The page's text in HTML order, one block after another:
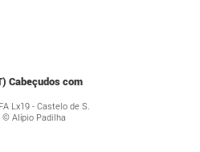
Cabeçudos com
Lx19 - Castelo de S.
© Alípio Padilha